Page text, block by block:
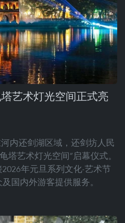
艺术灯光空间正式亮
内还剑湖区域，还剑坊人民
塔艺术灯光空间”启幕仪式。
年元旦系列文化-艺术节
国内外游客提供服务。